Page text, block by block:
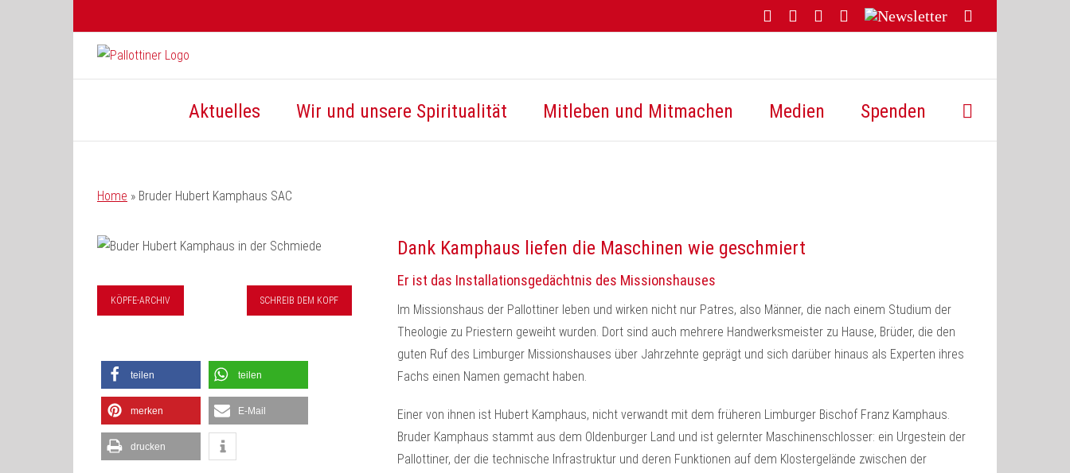
FacebookYouTubeInstagram
Threads
Newsletter
Mail
Aktuelles Wir und unsere Spiritualität Mitleben und Mitmachen Medien Spenden
Home » Bruder Hubert Kamphaus SAC
KÖPFE-ARCHIV SCHREIB DEM KOPF
teilen teilen
merken E-Mail
drucken
Dank Kamphaus liefen die Maschinen wie geschmiert
Er ist das Installationsgedächtnis des Missionshauses
Im Missionshaus der Pallottiner leben und wirken nicht nur Patres, also Männer, die nach einem Studium der
Theologie zu Priestern geweiht wurden. Dort sind auch mehrere Handwerksmeister zu Hause, Brüder, die den
guten Ruf des Limburger Missionshauses über Jahrzehnte geprägt und sich darüber hinaus als Experten ihres
Fachs einen Namen gemacht haben.
Einer von ihnen ist Hubert Kamphaus, nicht verwandt mit dem früheren Limburger Bischof Franz Kamphaus.
Bruder Kamphaus stammt aus dem Oldenburger Land und ist gelernter Maschinenschlosser: ein Urgestein der
Pallottiner, der die technische Infrastruktur und deren Funktionen auf dem Klostergelände zwischen der